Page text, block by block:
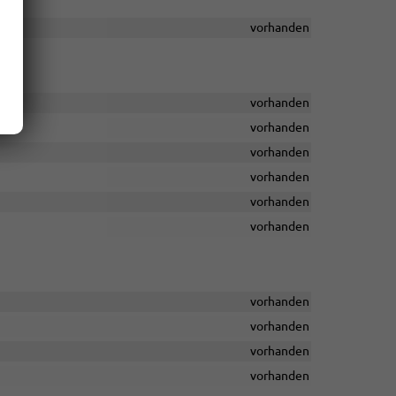
vorhanden
vorhanden
vorhanden
vorhanden
vorhanden
vorhanden
vorhanden
vorhanden
vorhanden
vorhanden
vorhanden